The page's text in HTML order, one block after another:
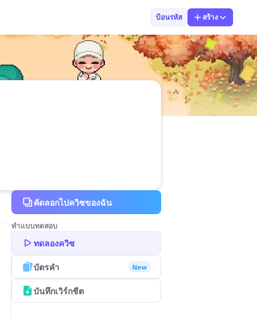
ป้อนรหัส สร้าง
คัดลอกไปควิซของฉัน
ทำแบบทดสอบ
ทดลองควิซ
บัตรคำ New
บันทึกเวิร์กชีต